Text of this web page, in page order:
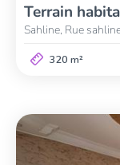
Terrain
Sahline, Rue
320 m²